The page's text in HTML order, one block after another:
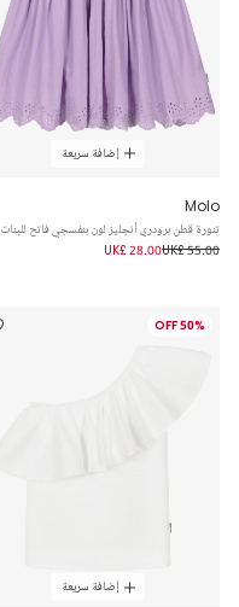
إضافة سريعة
Molo
تنورة قطن برودري أنجليز لون بنفسجي فاتح للبنات
UK£ 55.00
UK£ 28.00
50% OFF
إضافة سريعة